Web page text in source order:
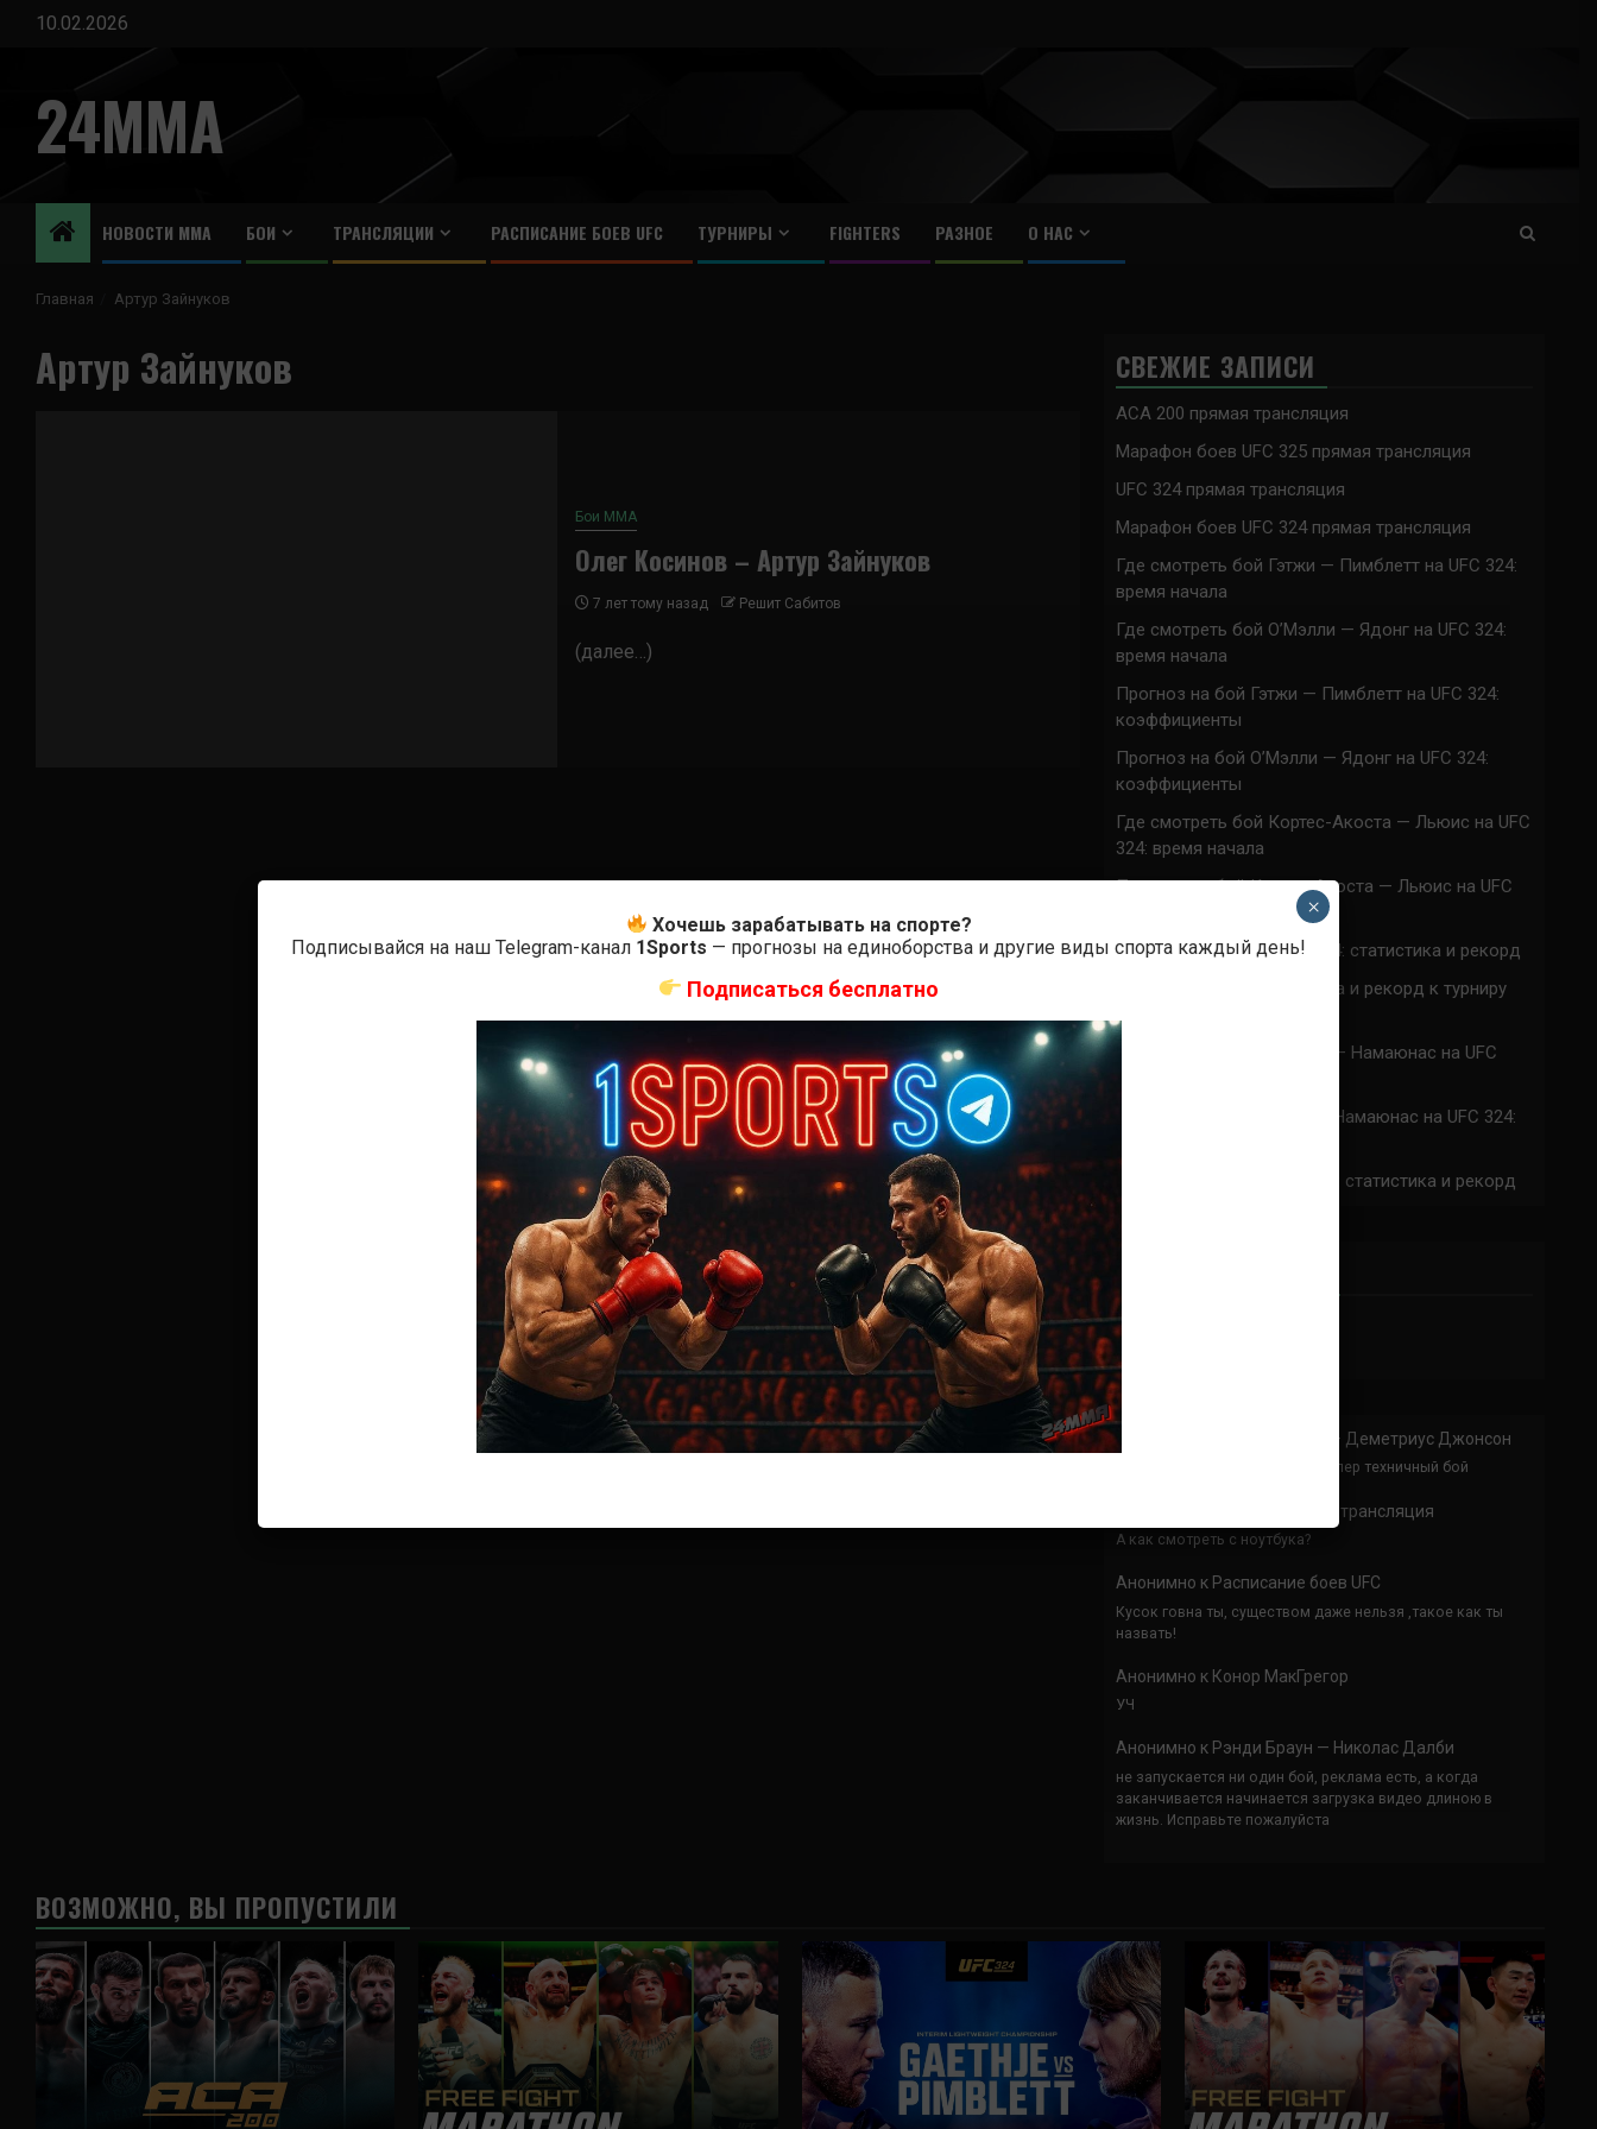
Перейти
содержимому
10.02.2026
24MMA
НОВОСТИ ММА БОИ ТРАНСЛЯЦИИ РАСПИСАНИЕ БОЕВ UFC ТУРНИРЫ FIGHTERS РАЗНОЕ О НАС
Главная Артур Зайнуков
Артур Зайнуков
Бои ММА
Олег Косинов – Артур Зайнуков
7 лет тому назад Решит Сабитов
(далее…)
СВЕЖИЕ ЗАПИСИ
ACA 200 прямая трансляция
Марафон боев UFC 325 прямая трансляция
UFC 324 прямая трансляция
Марафон боев UFC 324 прямая трансляция
Где смотреть бой Гэтжи — Пимблетт на UFC 324:
время начала
Где смотреть бой О’Мэлли — Ядонг на UFC 324:
время начала
Прогноз на бой Гэтжи — Пимблетт на UFC 324:
коэффициенты
Прогноз на бой О’Мэлли — Ядонг на UFC 324:
коэффициенты
Где смотреть бой Кортес-Акоста — Льюис на UFC
324: время начала
Прогноз на бой Кортес-Акоста — Льюис на UFC
Наталья Сильва на UFC 324: статистика и рекорд
Роуз Намаюнас: статистика и рекорд к турниру
Где смотреть бой Сильва — Намаюнас на UFC
Прогноз на бой Сильва — Намаюнас на UFC 324:
Арнольд Аллен на UFC 324: статистика и рекорд
Анонимно Доминик Круз — Деметриус Джонсон
Спасибо что выложили этот супер техничный бой
UFC 324 прямая трансляция
А как смотреть с ноутбука?
Анонимно к Расписание боев UFC
Кусок говна ты, существом даже нельзя ,такое как ты
назвать!
Анонимно к Конор МакГрегор
УЧ
Анонимно к Рэнди Браун — Николас Далби
не запускается ни один бой, реклама есть, а когда
заканчивается начинается загрузка видео длиною в
жизнь. Исправьте пожалуйста
ВОЗМОЖНО, ВЫ ПРОПУСТИЛИ
Хочешь зарабатывать на спорте?
Подписывайся на наш Telegram-канал 1Sports — прогнозы на единоборства и другие виды спорта каждый день!
Подписаться бесплатно
×